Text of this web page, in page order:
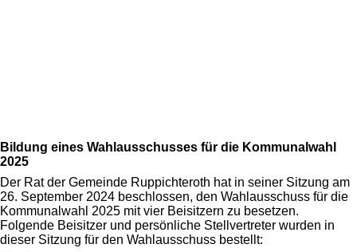
Bildung eines Wahlausschusses für die Kommunalwahl
2025
Der Rat der Gemeinde Ruppichteroth hat in seiner Sitzung am
26. September 2024 beschlossen, den Wahlausschuss für die
Kommunalwahl 2025 mit vier Beisitzern zu besetzen.
Folgende Beisitzer und persönliche Stellvertreter wurden in
dieser Sitzung für den Wahlausschuss bestellt: